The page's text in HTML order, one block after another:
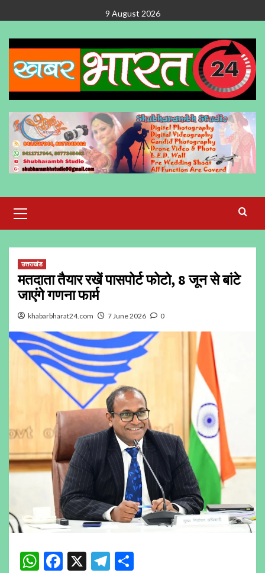
to
content
9 August 2026
Menu
उत्तराखंड
मतदाता तैयार रखें पासपोर्ट फोटो, 8 जून से बांटे
जाएंगे गणना फार्म
khabarbharat24.com 7 June 2026 0
WhatsApp
Facebook
X Telegram